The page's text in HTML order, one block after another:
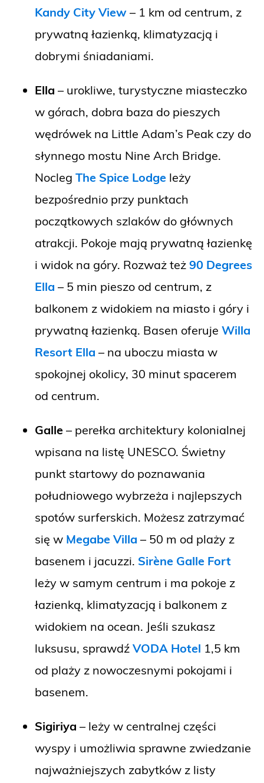
Kandy City View – 1 km od centrum, z
prywatną łazienką, klimatyzacją i
dobrymi śniadaniami.
Ella – urokliwe, turystyczne miasteczko
w górach, dobra baza do pieszych
wędrówek na Little Adam’s Peak czy do
słynnego mostu Nine Arch Bridge.
Nocleg The Spice Lodge leży
bezpośrednio przy punktach
początkowych szlaków do głównych
atrakcji. Pokoje mają prywatną łazienkę
i widok na góry. Rozważ też 90 Degrees
Ella – 5 min pieszo od centrum, z
balkonem z widokiem na miasto i góry i
prywatną łazienką. Basen oferuje Willa
Resort Ella – na uboczu miasta w
spokojnej okolicy, 30 minut spacerem
od centrum.
Galle – perełka architektury kolonialnej
wpisana na listę UNESCO. Świetny
punkt startowy do poznawania
południowego wybrzeża i najlepszych
spotów surferskich. Możesz zatrzymać
się w Megabe Villa – 50 m od plaży z
basenem i jacuzzi. Sirène Galle Fort
leży w samym centrum i ma pokoje z
łazienką, klimatyzacją i balkonem z
widokiem na ocean. Jeśli szukasz
luksusu, sprawdź VODA Hotel 1,5 km
od plaży z nowoczesnymi pokojami i
basenem.
Sigiriya – leży w centralnej części
wyspy i umożliwia sprawne zwiedzanie
najważniejszych zabytków z listy